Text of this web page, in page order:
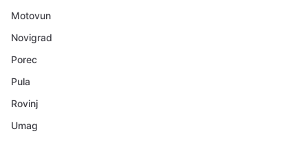
Motovun
Novigrad
Porec
Pula
Rovinj
Umag